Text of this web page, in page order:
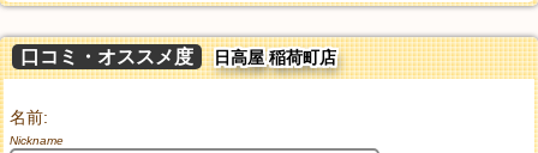
口コミ・オススメ度 日高屋 稲荷町店
名前:
Nickname